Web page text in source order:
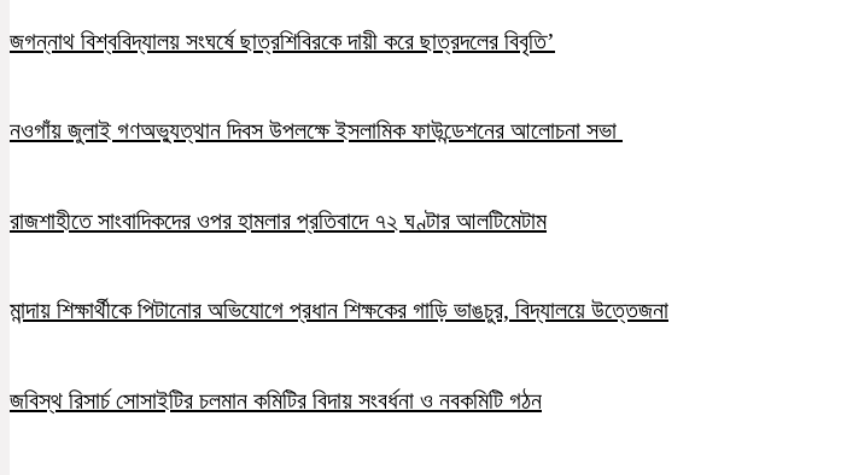
জগন্নাথ বিশ্ববিদ্যালয় সংঘর্ষে ছাত্রশিবিরকে দায়ী করে ছাত্রদলের বিবৃতি’
নওগাঁয় জুলাই গণঅভ্যুত্থান দিবস উপলক্ষে ইসলামিক ফাউন্ডেশনের আলোচনা সভা
রাজশাহীতে সাংবাদিকদের ওপর হামলার প্রতিবাদে ৭২ ঘণ্টার আলটিমেটাম
মান্দায় শিক্ষার্থীকে পিটানোর অভিযোগে প্রধান শিক্ষকের গাড়ি ভাঙচুর, বিদ্যালয়ে উত্তেজনা
জবিস্থ রিসার্চ সোসাইটির চলমান কমিটির বিদায় সংবর্ধনা ও নবকমিটি গঠন